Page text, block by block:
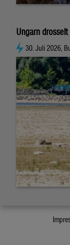
Ungarn
30. Juli 2026,